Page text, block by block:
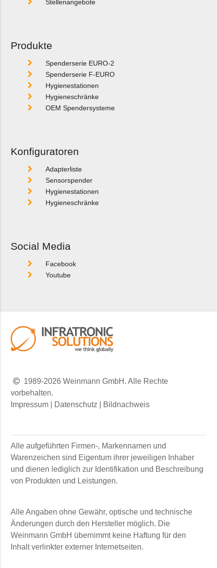
Stellenangebote
Produkte
Spenderserie EURO-2
Spenderserie F-EURO
Hygienestationen
Hygieneschränke
OEM Spendersysteme
Konfiguratoren
Adapterliste
Sensorspender
Hygienestationen
Hygieneschränke
Social Media
Facebook
Youtube
1989-2026 Weinmann GmbH. Alle Rechte
vorbehalten.
Impressum
Datenschutz Bildnachweis
Alle aufgeführten Firmen-, Markennamen und
Warenzeichen sind Eigentum ihrer jeweiligen Inhaber
und dienen lediglich zur Identifikation und Beschreibung
von Produkten und Leistungen.
Alle Angaben ohne Gewähr, optische und technische
Änderungen durch den Hersteller möglich. Die
Weinmann GmbH übernimmt keine Haftung für den
Inhalt verlinkter externer Internetseiten.